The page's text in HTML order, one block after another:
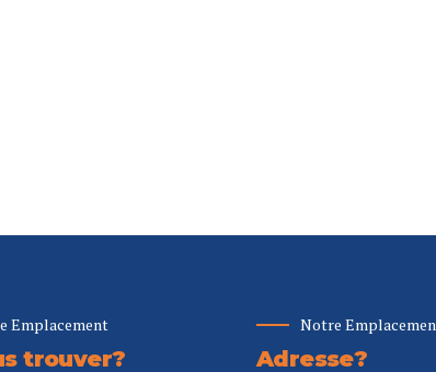
Emplacement
trouver?
Notre
Adresse?